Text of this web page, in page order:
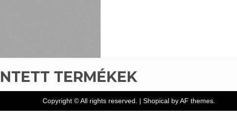
TERMÉKEK
Copyright © All rights reserved. | Shopicalby AF themes.